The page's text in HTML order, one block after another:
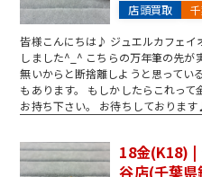
店頭買取
皆様こんにちは♪ ジュエルカフェイ
しました^_^ こちらの万年筆の先が
無いからと断捨離しようと思ってい
もあります。 もしかしたらこれっ
お持ち下さい。 お待ちしております
18金(K18) |
谷店(千葉